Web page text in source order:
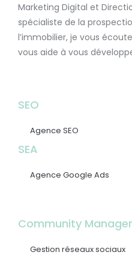
Marketing Digital et
spécialiste de la
l’immobilier, je vous
vous aide à vous
SEO
Agence SEO
SEA
Agence Google Ads
Community
Gestion réseaux sociaux